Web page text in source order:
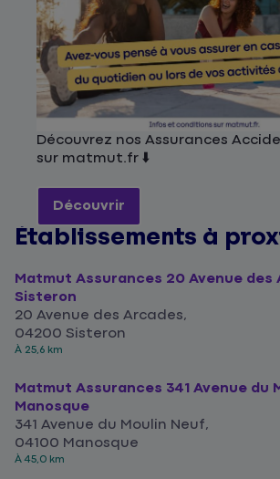
Découvrez nos Assurances
sur matmut.fr ⬇️
Découvrir
Établissements à
Matmut Assurances 20 Avenue des
Sisteron
20 Avenue des Arcades,
04200 Sisteron
À 25,6 km
Matmut Assurances 341 Avenue du
Manosque
341 Avenue du Moulin Neuf,
04100 Manosque
À 45,0 km